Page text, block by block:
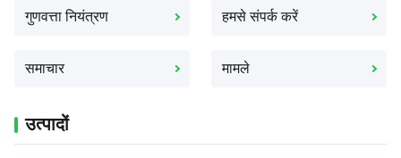
गुणवत्ता नियंत्रण हमसे संपर्क करें
समाचार मामले
उत्पादों